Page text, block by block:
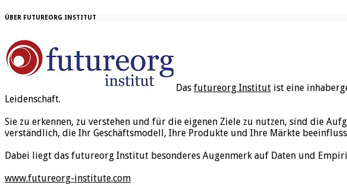
ÜBER FUTUREORG INSTITUT
Das futureorg Institut ist eine
Leidenschaft.
Sie zu erkennen, zu verstehen und für die eigenen Ziele zu nutzen, sind die
verständlich, die Ihr Geschäftsmodell, Ihre Produkte und Ihre Märkte
Dabei liegt das futureorg Institut besonderes Augenmerk auf Daten und
www.futureorg-institute.com